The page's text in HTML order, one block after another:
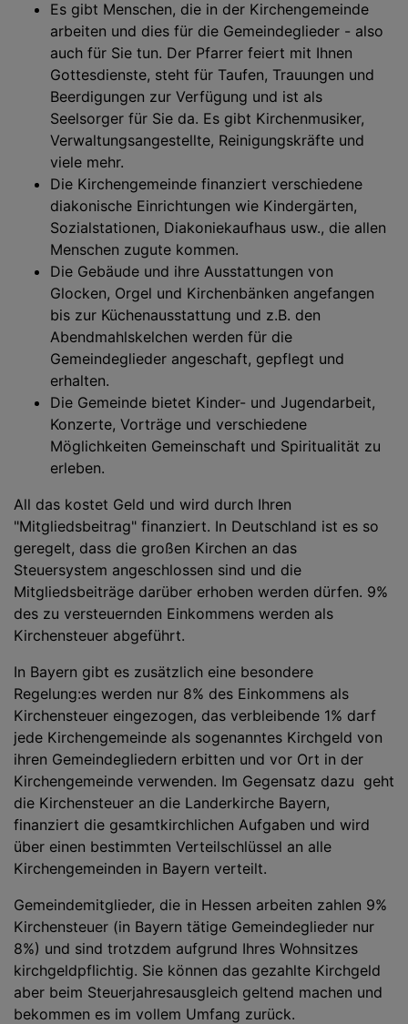
Es gibt Menschen, die in der Kirchengemeinde
arbeiten und dies für die Gemeindeglieder - also
auch für Sie tun. Der Pfarrer feiert mit Ihnen
Gottesdienste, steht für Taufen, Trauungen und
Beerdigungen zur Verfügung und ist als
Seelsorger für Sie da. Es gibt Kirchenmusiker,
Verwaltungsangestellte, Reinigungskräfte und
viele mehr.
Die Kirchengemeinde finanziert verschiedene
diakonische Einrichtungen wie Kindergärten,
Sozialstationen, Diakoniekaufhaus usw., die allen
Menschen zugute kommen.
Die Gebäude und ihre Ausstattungen von
Glocken, Orgel und Kirchenbänken angefangen
bis zur Küchenausstattung und z.B. den
Abendmahlskelchen werden für die
Gemeindeglieder angeschaft, gepflegt und
erhalten.
Die Gemeinde bietet Kinder- und Jugendarbeit,
Konzerte, Vorträge und verschiedene
Möglichkeiten Gemeinschaft und Spiritualität zu
erleben.
All das kostet Geld und wird durch Ihren
"Mitgliedsbeitrag" finanziert. In Deutschland ist es so
geregelt, dass die großen Kirchen an das
Steuersystem angeschlossen sind und die
Mitgliedsbeiträge darüber erhoben werden dürfen. 9%
des zu versteuernden Einkommens werden als
Kirchensteuer abgeführt.
In Bayern gibt es zusätzlich eine besondere
Regelung:es werden nur 8% des Einkommens als
Kirchensteuer eingezogen, das verbleibende 1% darf
jede Kirchengemeinde als sogenanntes Kirchgeld von
ihren Gemeindegliedern erbitten und vor Ort in der
Kirchengemeinde verwenden. Im Gegensatz dazu geht
die Kirchensteuer an die Landerkirche Bayern,
finanziert die gesamtkirchlichen Aufgaben und wird
über einen bestimmten Verteilschlüssel an alle
Kirchengemeinden in Bayern verteilt.
Gemeindemitglieder, die in Hessen arbeiten zahlen 9%
Kirchensteuer (in Bayern tätige Gemeindeglieder nur
8%) und sind trotzdem aufgrund Ihres Wohnsitzes
kirchgeldpflichtig. Sie können das gezahlte Kirchgeld
aber beim Steuerjahresausgleich geltend machen und
bekommen es im vollem Umfang zurück.